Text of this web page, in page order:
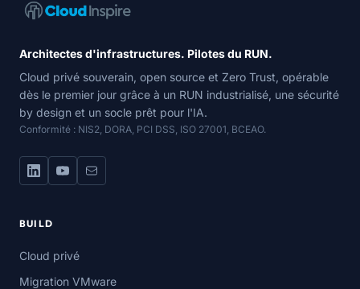
Architectes d'infrastructures. Pilotes du RUN.
Cloud privé souverain, open source et Zero Trust, opérable
dès le premier jour grâce à un RUN industrialisé, une sécurité
by design et un socle prêt pour l'IA.
Conformité : NIS2, DORA, PCI DSS, ISO 27001, BCEAO.
BUILD
Cloud privé
Migration VMware